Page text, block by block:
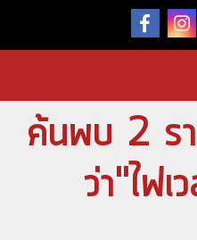
ค้นพบ 2 ร
ว่า"ไฟเ